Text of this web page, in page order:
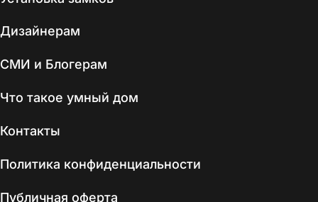
Дизайнерам
СМИ и Блогерам
Что такое умный дом
Контакты
Политика конфиденциальности
Публичная оферта